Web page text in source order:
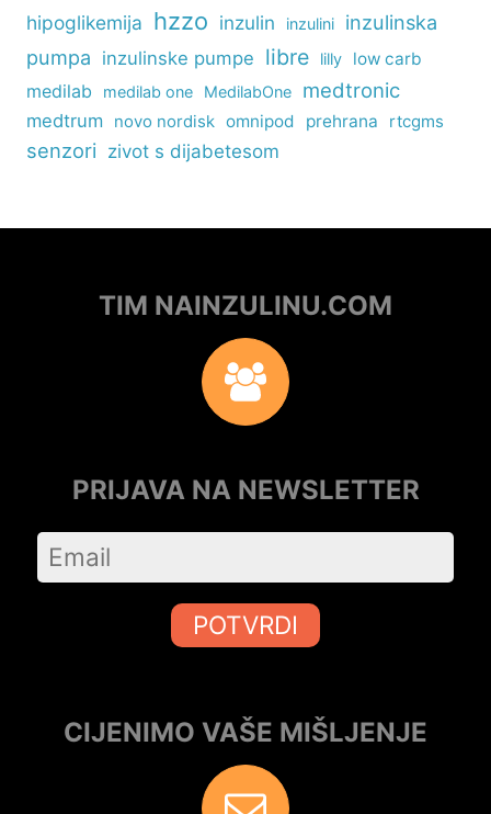
hipoglikemija hzzo inzulin inzulini
inzulinska
pumpa inzulinske pumpe libre lilly low carb
medilab medilab one MedilabOne medtronic
medtrum novo nordisk omnipod prehrana rtcgms
senzori zivot s dijabetesom
TIM NAINZULINU.COM
PRIJAVA NA NEWSLETTER
POTVRDI
CIJENIMO VAŠE MIŠLJENJE